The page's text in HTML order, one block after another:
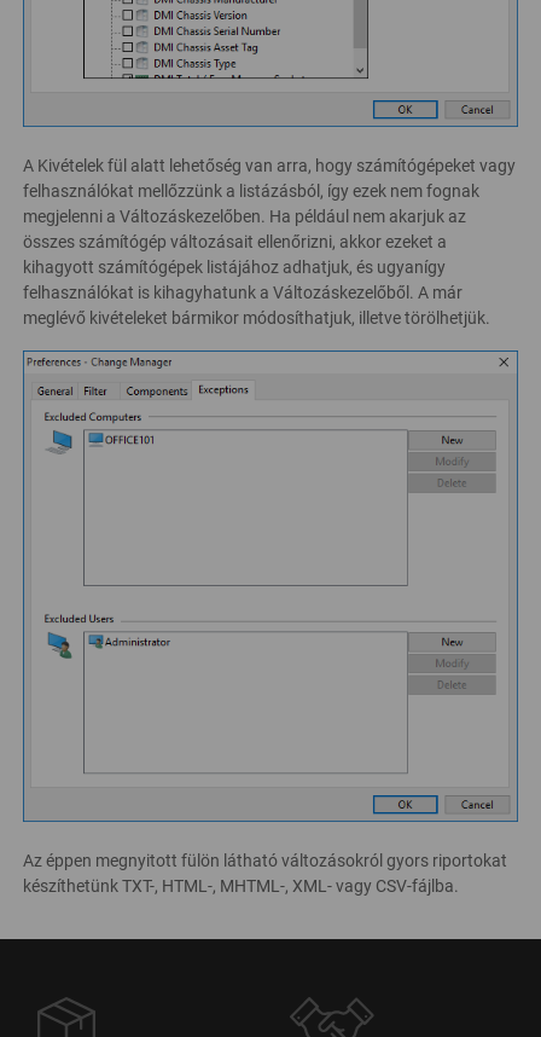
A Kivételek fül alatt lehetőség van arra, hogy számítógépeket vagy
felhasználókat mellőzzünk a listázásból, így ezek nem fognak
megjelenni a Változáskezelőben. Ha például nem akarjuk az
összes számítógép változásait ellenőrizni, akkor ezeket a
kihagyott számítógépek listájához adhatjuk, és ugyanígy
felhasználókat is kihagyhatunk a Változáskezelőből. A már
meglévő kivételeket bármikor módosíthatjuk, illetve törölhetjük.
Az éppen megnyitott fülön látható változásokról gyors riportokat
készíthetünk TXT-, HTML-, MHTML-, XML- vagy CSV-fájlba.